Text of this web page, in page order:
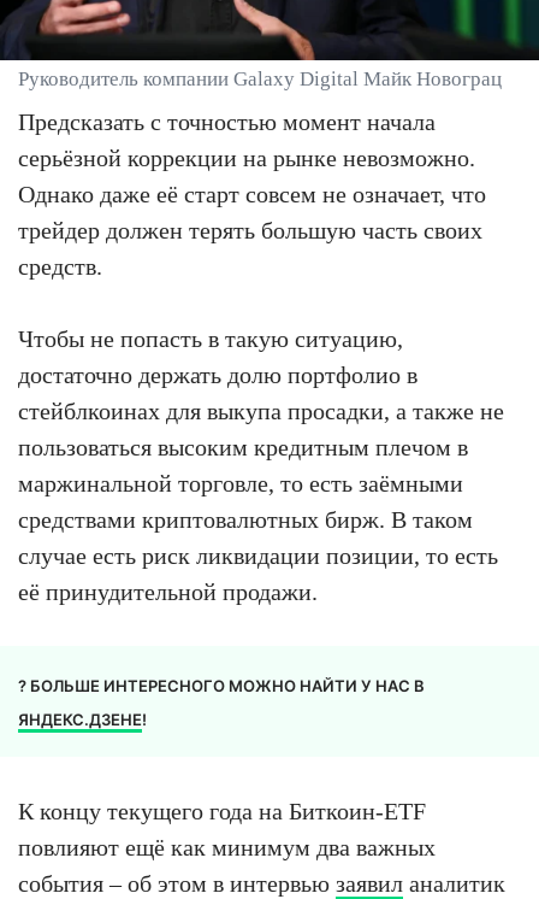
Руководитель компании Galaxy Digital Майк Новограц
Предсказать с точностью момент начала
серьёзной коррекции на рынке невозможно.
Однако даже её старт совсем не означает, что
трейдер должен терять большую часть своих
средств.
Чтобы не попасть в такую ситуацию,
достаточно держать долю портфолио в
стейблкоинах для выкупа просадки, а также не
пользоваться высоким кредитным плечом в
маржинальной торговле, то есть заёмными
средствами криптовалютных бирж. В таком
случае есть риск ликвидации позиции, то есть
её принудительной продажи.
? БОЛЬШЕ ИНТЕРЕСНОГО МОЖНО НАЙТИ У НАС В
ЯНДЕКС.ДЗЕНЕ!
К концу текущего года на Биткоин-ETF
повлияют ещё как минимум два важных
события – об этом в интервью заявил аналитик